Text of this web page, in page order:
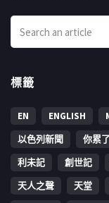
標籤
EN ENGLISH
以色列新聞
你累
利未記
創世記
天人之聲
天堂